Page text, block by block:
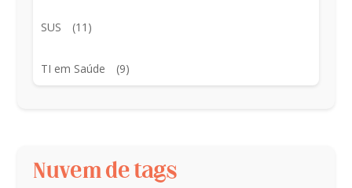
SUS (11)
TI em Saúde (9)
Nuvem de tags